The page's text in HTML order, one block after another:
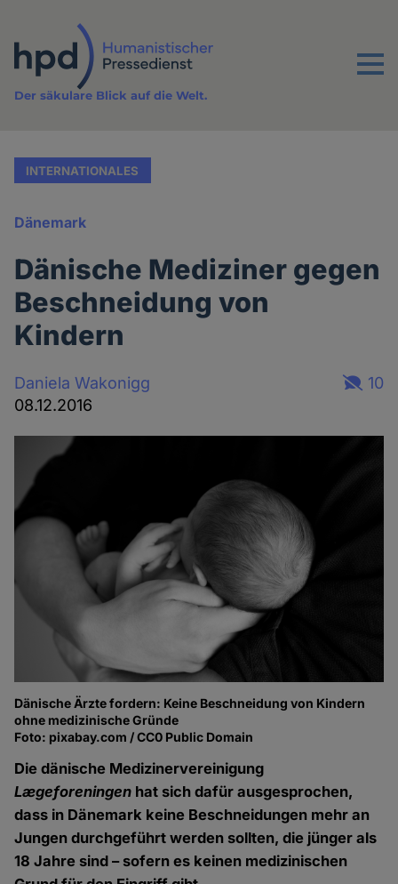
Inhalt
Menu
Der säkulare Blick auf die Welt.
INTERNATIONALES
Dänemark
Dänische Mediziner gegen
Beschneidung von
Kindern
Daniela Wakonigg
08.12.2016
10
Dänische Ärzte fordern: Keine Beschneidung von Kindern
ohne medizinische Gründe
Foto: pixabay.com / CC0 Public Domain
Die dänische Medizinervereinigung
Lægeforeningen hat sich dafür ausgesprochen,
dass in Dänemark keine Beschneidungen mehr an
Jungen durchgeführt werden sollten, die jünger als
18 Jahre sind – sofern es keinen medizinischen